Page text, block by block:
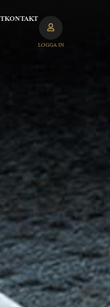
KONTAKT
LOGGA IN